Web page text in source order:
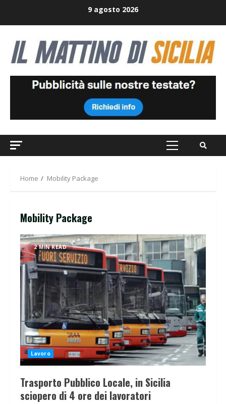
9 agosto 2026
Primary
Home Mobility Package
Mobility Package
2 MIN READ
Lavoro
Trasporto Pubblico Locale, in Sicilia
sciopero di 4 ore dei lavoratori